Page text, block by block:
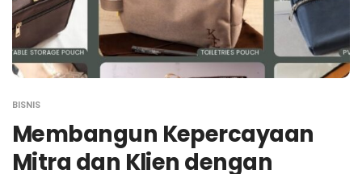
BISNIS
Membangun Kepercayaan
Mitra dan Klien dengan